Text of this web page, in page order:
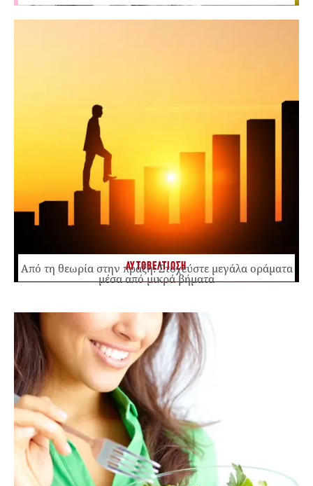
ΑΥΤΟΒΕΛΤΙΩΣΗ
Από τη θεωρία στην πράξη: Στοχεύστε μεγάλα οράματα
μέσα από μικρά βήματα